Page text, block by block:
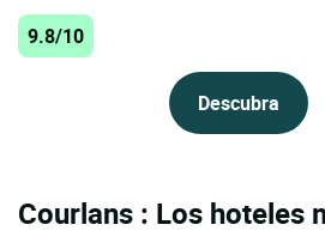
9.8/10
Descubra
Courlans : Los hoteles